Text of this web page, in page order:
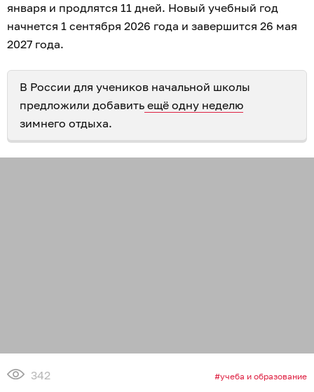
января и продлятся 11 дней. Новый учебный год
начнется 1 сентября 2026 года и завершится 26 мая
2027 года.
В России для учеников начальной школы
предложили добавить ещё одну неделю
зимнего отдыха.
342 учеба и образование